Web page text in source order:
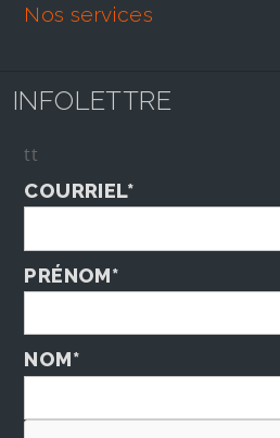
nos services
INFOLETTRE
tt
COURRIEL*
PRÉNOM*
NOM*